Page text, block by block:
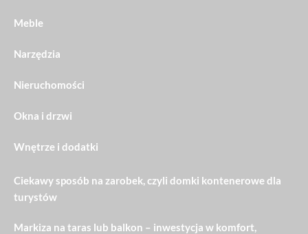
Meble
Narzędzia
Nieruchomości
Okna i drzwi
Wnętrze i dodatki
Ciekawy sposób na zarobek, czyli domki kontenerowe dla
turystów
Markiza na taras lub balkon – inwestycja w komfort,